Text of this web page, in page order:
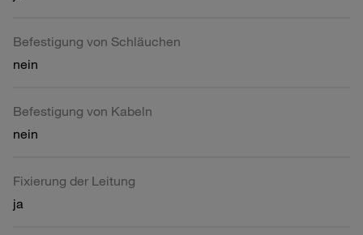
Befestigung von Schläuchen
nein
Befestigung von Kabeln
nein
Fixierung der Leitung
ja